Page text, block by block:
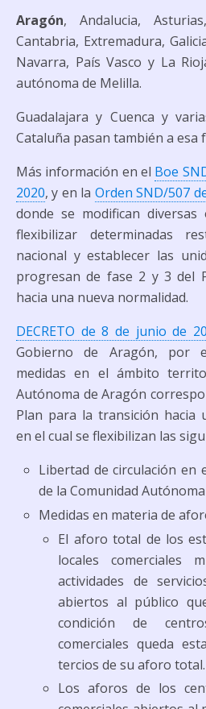
Aragón, Andalucia,
Cantabria, Extremadura,
Navarra, País Vasco y La
autónoma de Melilla.
Guadalajara y Cuenca y
Cataluña pasan también a esa
Más información en el Boe
2020, y en la Orden SND/507
donde se modifican
flexibilizar determinadas
nacional y establecer las
progresan de fase 2 y 3 del
hacia una nueva normalidad.
DECRETO de 8 de junio de
Gobierno de Aragón, por
medidas en el ámbito
Autónoma de Aragón
Plan para la transición hacia
en el cual se flexibilizan las
Libertad de circulación
de la Comunidad
Medidas en materia de
El aforo total de los
locales comerciales
actividades de
abiertos al público
condición de
comerciales queda
tercios de su aforo total.
Los aforos de los